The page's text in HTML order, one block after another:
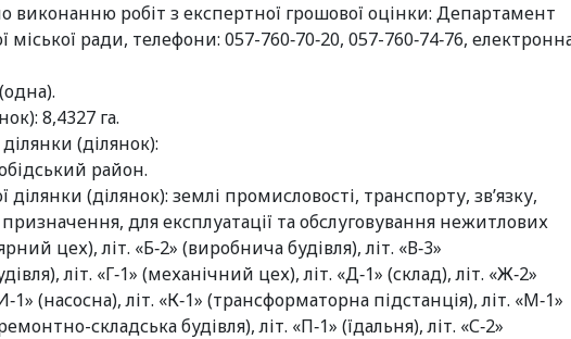
виконанню робіт з експертної грошової оцінки: Департамент
ради, телефони: 057-760‑70‑20, 057-760‑74‑76,
8,4327 га.
(ділянок):
район.
(ділянок): землі промисловості, транспорту, зв’язку,
для експлуатації та обслуговування нежитлових
цех), літ. «Б‑2» (виробнича будівля), літ. «В‑3»
літ. «Г‑1» (механічний цех), літ. «Д‑1» (склад), літ. «Ж‑2»
(насосна), літ. «К‑1» (трансформаторна підстанція), літ. «М‑1»
складська будівля), літ. «П‑1» (їдальня), літ. «С‑2»